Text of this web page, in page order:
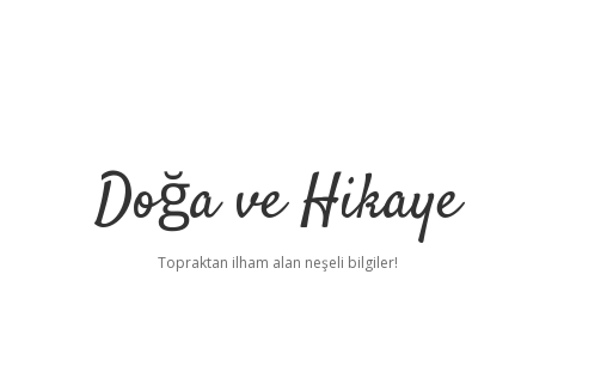
Doğa ve Hikaye
Topraktan ilham alan neşeli bilgiler!